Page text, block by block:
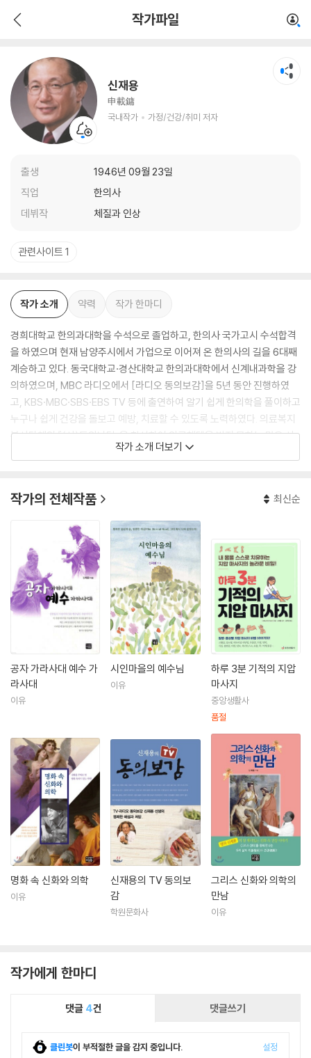
작가파일
신재용
申載鏞
국내작가
가정/건강/취미 저자
출생
1946년 09월 23일
직업
한의사
데뷔작
체질과 인상
가정/건강/취미 저자
관련사이트 1
작가 소개 약력 작가 한마디
경희대학교 한의과대학을 수석으로 졸업하고, 한의사 국가고시 수석합격
을 하였으며 현재 남양주시에서 가업으로 이어져 온 한의사의 길을 6대째
계승하고 있다. 동국대학교·경산대학교 한의과대학에서 신계내과학을 강
의하였으며, MBC 라디오에서 [라디오 동의보감]을 5년 동안 진행하였
고, KBS·MBC·SBS·EBS TV 등에 출연하여 알기 쉽게 한의학을 풀이하고
누구나 쉽게 건강을 돌보고 예방, 치료할 수 있도록 노력하였다. 의료복지
봉사단체인 『(사)동의난달』을 창설하여 의료혜택을 받지 못하는 많은 사
람들에게 건강을 위한 봉사에 힘쓰는 한편 시각장애 및 다문화 가정 지원
저서로는 『우리 약초로 지키는 생활한방 1, 2, 3』/ 『(신재용의 증세에 따
른) 1:1 동의보감 1, 2』/ 『라디오 동의보감』/『TV 동의보감』/『알기 쉬운 한
의학』/『방약합편 해설』/『알기 쉬운 소아 동의보감 0~8세』/『아주 쉬운 지
압요법』/『신재용의 동의보감 비방』/『놀라운 가정요법』, 『인형꽃』/『망진』
등 다수가 있다.
작가 소개 더보기
작가의 전체작품 최신순
공자 가라사대 예수 가
라사대
이유
시인마을의 예수님
이유
하루 3분 기적의 지압
마사지
중앙생활사
품절
명화 속 신화와 의학
이유
신재용의 TV 동의보
감
학원문화사
그리스 신화와 의학의
만남
이유
작가에게 한마디
댓글 4건 댓글쓰기
클린봇이 부적절한 글을 감지 중입니다. 설정